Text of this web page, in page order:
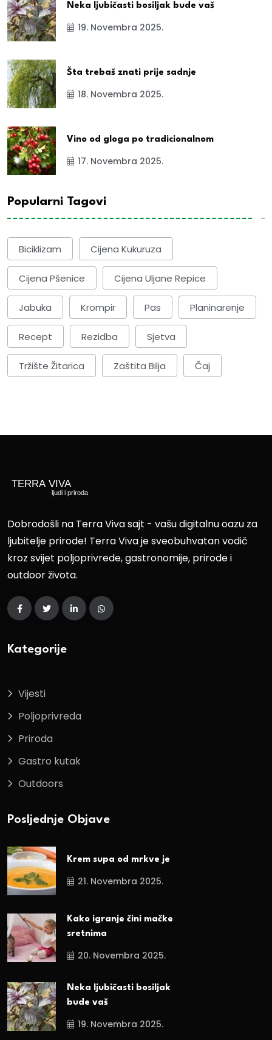
Neka ljubičasti bosiljak bude vaš
19. Novembra 2025.
Šta trebaš znati prije sadnje
18. Novembra 2025.
Vino od gloga po tradicionalnom
17. Novembra 2025.
Popularni Tagovi
Biciklizam Cijena Kukuruza
Cijena Pšenice Cijena Uljane Repice
Jabuka Krompir Pas Planinarenje
Recept Rezidba Sjetva
Tržište Žitarica Zaštita Bilja Čaj
Dobrodošli na Terra Viva sajt - vašu digitalnu oazu za
ljubitelje prirode! Terra Viva je sveobuhvatan vodič
kroz svijet poljoprivrede, gastronomije, prirode i
outdoor života.
Kategorije
Vijesti
Poljoprivreda
Priroda
Gastro kutak
Outdoors
Posljednje Objave
Krem supa od mrkve je
21. Novembra 2025.
Kako igranje čini mačke
sretnima
20. Novembra 2025.
Neka ljubičasti bosiljak
bude vaš
19. Novembra 2025.